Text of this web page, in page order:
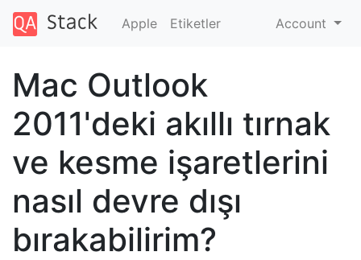
Apple Etiketler Account
Mac Outlook
2011'deki akıllı tırnak
ve kesme işaretlerini
nasıl devre dışı
bırakabilirim?